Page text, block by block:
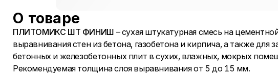
О товаре
ПЛИТОМИКС ШТ ФИНИШ – сухая штукатурная смесь на
выравнивания стен из бетона, газобетона и кирпича, а также для
бетонных и железобетонных плит в сухих, влажных, мокрых
Рекомендуемая толщина слоя выравнивания от 5 до 15 мм.